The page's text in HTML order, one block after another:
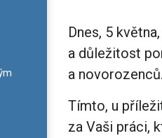
dálkovým přístupem
Dnes, 5
a důležitost
a novorozenců.
Tímto, u
za Vaši práci,